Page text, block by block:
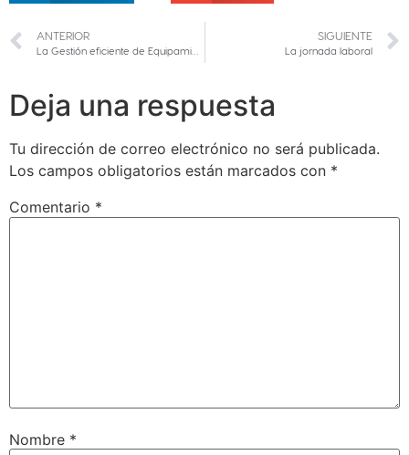
ANTERIOR SIGUIENTE
La jornada laboral
Deja una respuesta
Tu dirección de correo electrónico no será publicada.
Los campos obligatorios están marcados con *
Comentario *
Nombre *